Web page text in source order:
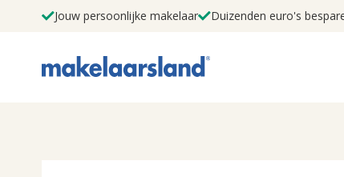
Jouw persoonlijke makelaar Duizenden euro's